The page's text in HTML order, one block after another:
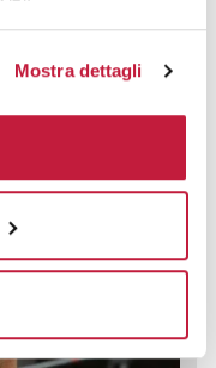
Mostra dettagli
CODICE ART.
KXX217